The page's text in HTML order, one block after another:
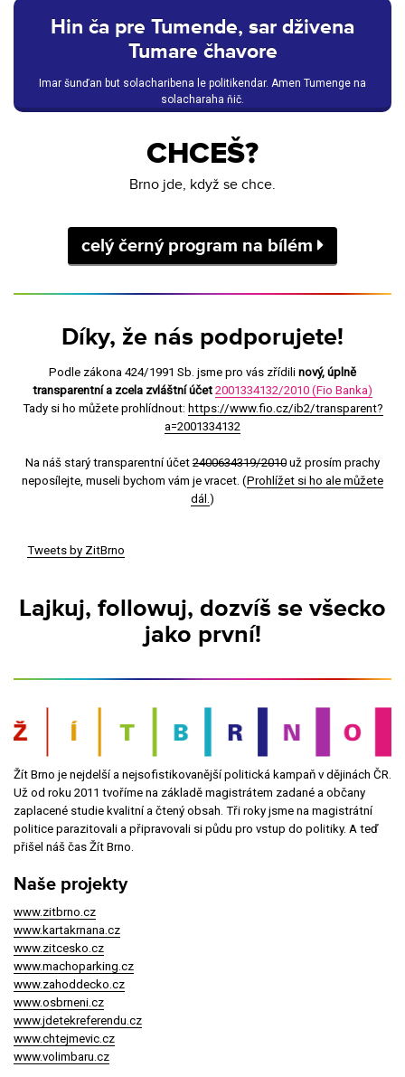
Hin ča pre Tumende, sar dživena
Tumare čhavore
Imar šunďan but solacharibena le politikendar. Amen Tumenge na
solacharaha ňič.
CHCEŠ?
Brno jde, když se chce.
celý černý program na bílém
Díky, že nás podporujete!
Podle zákona 424/1991 Sb. jsme pro vás zřídili nový, úplně
transparentní a zcela zvláštní účet 2001334132/2010 (Fio Banka)
Tady si ho můžete prohlídnout: https://www.fio.cz/ib2/transparent?
a=2001334132
Na náš starý transparentní účet 2400634319/2010 už prosím prachy
neposílejte, museli bychom vám je vracet. (Prohlížet si ho ale můžete
dál. )
Tweets by ZitBrno
Lajkuj, followuj, dozvíš se všecko
jako první!
Žít Brno je nejdelší a nejsofistikovanější politická kampaň v dějinách ČR.
Už od roku 2011 tvoříme na základě magistrátem zadané a občany
zaplacené studie kvalitní a čtený obsah. Tři roky jsme na magistrátní
politice parazitovali a připravovali si půdu pro vstup do politiky. A teď
přišel náš čas Žít Brno.
Naše projekty
www.zitbrno.cz
www.kartakrnana.cz
www.zitcesko.cz
www.machoparking.cz
www.zahoddecko.cz
www.osbrneni.cz
www.jdetekreferendu.cz
www.chtejmevic.cz
www.volimbaru.cz